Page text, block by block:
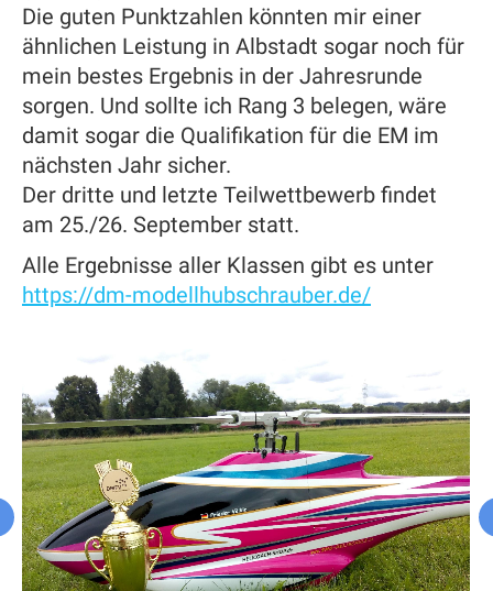
Die guten Punktzahlen könnten mir einer
ähnlichen Leistung in Albstadt sogar noch für
mein bestes Ergebnis in der Jahresrunde
sorgen. Und sollte ich Rang 3 belegen, wäre
damit sogar die Qualifikation für die EM im
nächsten Jahr sicher.
Der dritte und letzte Teilwettbewerb findet
am 25./26. September statt.
Alle Ergebnisse aller Klassen gibt es unter
https://dm-modellhubschrauber.de/